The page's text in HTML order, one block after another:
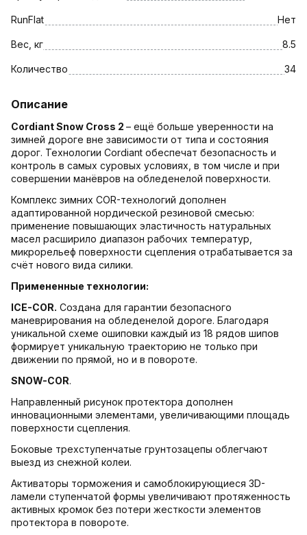
RunFlat Нет
Вес, кг 8.5
Количество 34
Описание
Cordiant Snow Cross 2 – ещё больше уверенности на
зимней дороге вне зависимости от типа и состояния
дорог. Технологии Cordiant обеспечат безопасность и
контроль в самых суровых условиях, в том числе и при
совершении манёвров на обледенелой поверхности.
Комплекс зимних COR-технологий дополнен
адаптированной нордической резиновой смесью:
применение повышающих эластичность натуральных
масел расширило диапазон рабочих температур,
микрорельеф поверхности сцепления отрабатывается за
счёт нового вида силики.
Примененные технологии:
ICE-COR. Создана для гарантии безопасного
маневрирования на обледенелой дороге. Благодаря
уникальной схеме ошиповки каждый из 18 рядов шипов
формирует уникальную траекторию не только при
движении по прямой, но и в повороте.
SNOW-COR.
Направленный рисунок протектора дополнен
инновационными элементами, увеличивающими площадь
поверхности сцепления.
Боковые трехступенчатые грунтозацепы облегчают
выезд из снежной колеи.
Активаторы торможения и самоблокирующиеся 3D-
ламели ступенчатой формы увеличивают протяженность
активных кромок без потери жесткости элементов
протектора в повороте.